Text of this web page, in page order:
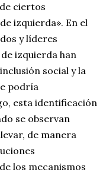
ciertos
izquierda». En el
y líderes
izquierda han
social y la
podría
esta identificación
se observan
de manera
los mecanismos